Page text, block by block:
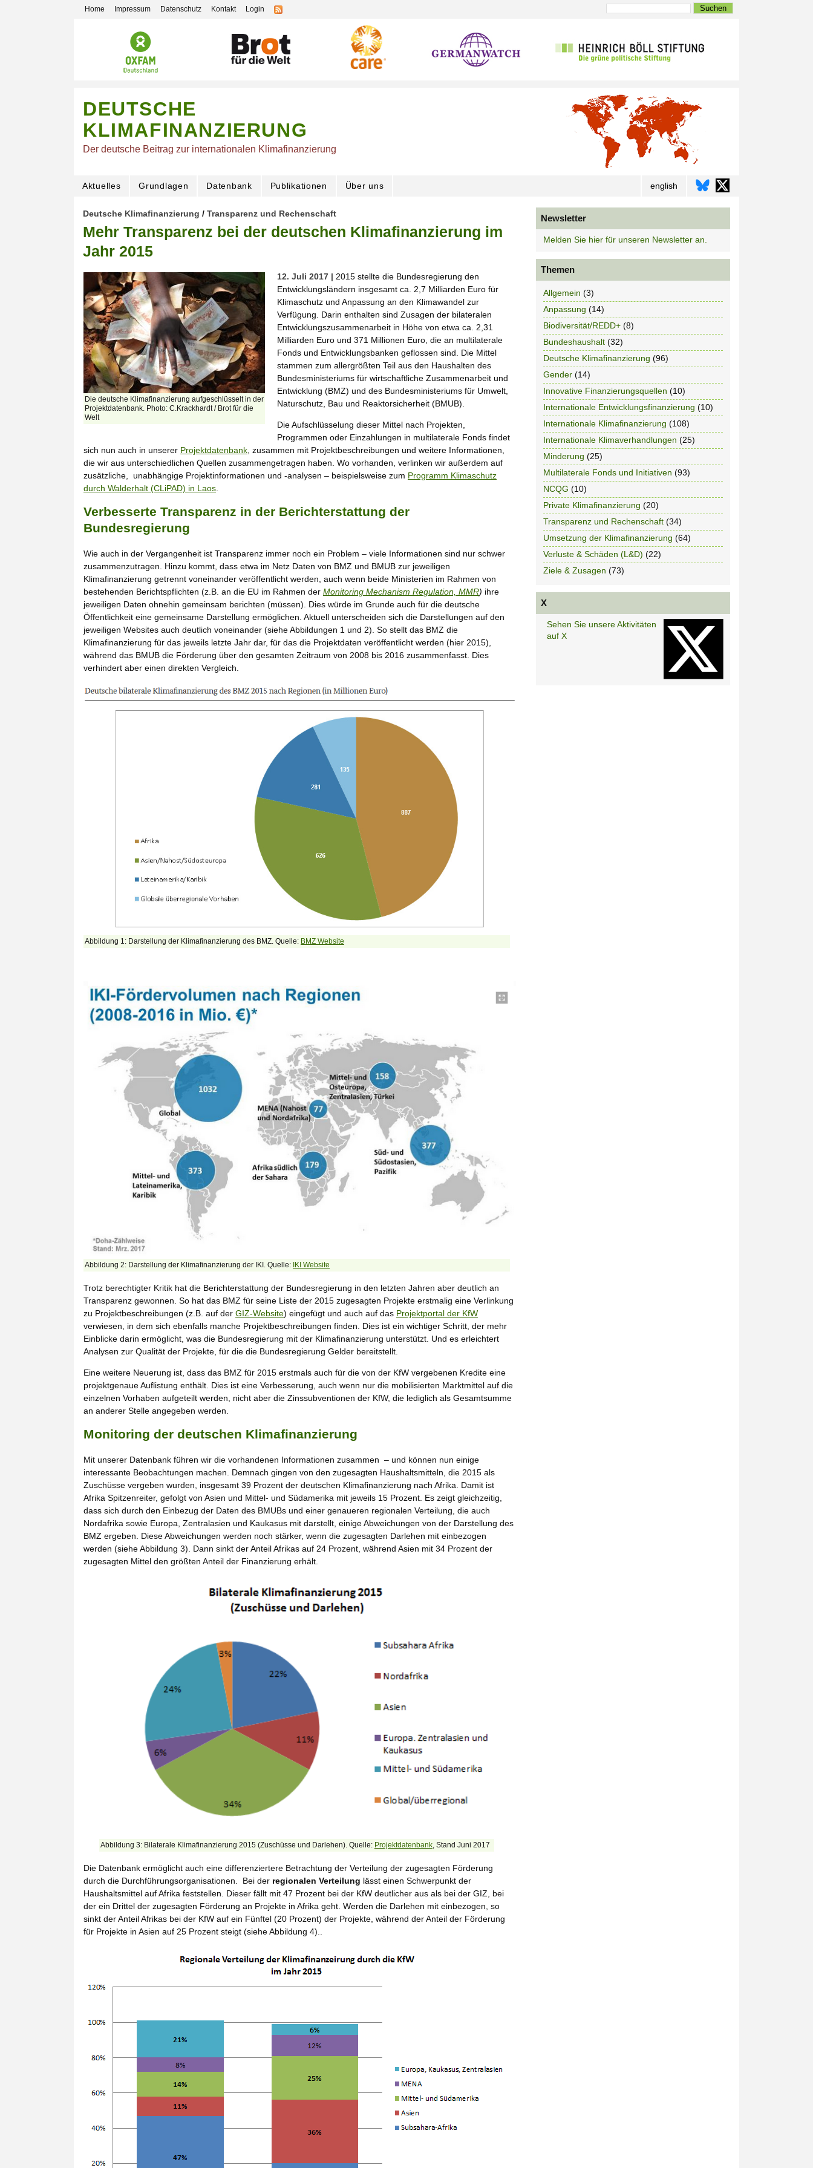
DEUTSCHE
KLIMAFINANZIERUNG
Der deutsche Beitrag zur internationalen Klimafinanzierung
Aktuelles Grundlagen Datenbank Publikationen Über uns english
Deutsche Klimafinanzierung / Transparenz und Rechenschaft
Mehr Transparenz bei der deutschen Klimafinanzierung im
Jahr 2015
Die deutsche Klimafinanzierung aufgeschlüsselt in der
Projektdatenbank. Photo: C.Krackhardt / Brot für die
Welt
12. Juli 2017 | 2015 stellte die Bundesregierung den
Entwicklungsländern insgesamt ca. 2,7 Milliarden Euro für
Klimaschutz und Anpassung an den Klimawandel zur
Verfügung. Darin enthalten sind Zusagen der bilateralen
Entwicklungszusammenarbeit in Höhe von etwa ca. 2,31
Milliarden Euro und 371 Millionen Euro, die an multilaterale
Fonds und Entwicklungsbanken geflossen sind. Die Mittel
stammen zum allergrößten Teil aus den Haushalten des
Bundesministeriums für wirtschaftliche Zusammenarbeit und
Entwicklung (BMZ) und des Bundesministeriums für Umwelt,
Naturschutz, Bau und Reaktorsicherheit (BMUB).
Die Aufschlüsselung dieser Mittel nach Projekten,
Programmen oder Einzahlungen in multilaterale Fonds findet
sich nun auch in unserer Projektdatenbank , zusammen mit Projektbeschreibungen und weitere Informationen,
die wir aus unterschiedlichen Quellen zusammengetragen haben. Wo vorhanden, verlinken wir außerdem auf
zusätzliche, unabhängige Projektinformationen und -analysen – beispielsweise zum Programm Klimaschutz
durch Walderhalt (CLiPAD) in Laos
Verbesserte Transparenz in der Berichterstattung der
Bundesregierung
Wie auch in der Vergangenheit ist Transparenz immer noch ein Problem – viele Informationen sind nur schwer
zusammenzutragen. Hinzu kommt, dass etwa im Netz Daten von BMZ und BMUB zur jeweiligen
Klimafinanzierung getrennt voneinander veröffentlicht werden, auch wenn beide Ministerien im Rahmen von
bestehenden Berichtspflichten (z.B. an die EU im Rahmen der Monitoring Mechanism Regulation, MMR) ihre
jeweiligen Daten ohnehin gemeinsam berichten (müssen). Dies würde im Grunde auch für die deutsche
Öffentlichkeit eine gemeinsame Darstellung ermöglichen. Aktuell unterscheiden sich die Darstellungen auf den
jeweiligen Websites auch deutlich voneinander (siehe Abbildungen 1 und 2). So stellt das BMZ die
Klimafinanzierung für das jeweils letzte Jahr dar, für das die Projektdaten veröffentlicht werden (hier 2015),
während das BMUB die Förderung über den gesamten Zeitraum von 2008 bis 2016 zusammenfasst. Dies
verhindert aber einen direkten Vergleich.
Abbildung 1: Darstellung der Klimafinanzierung des BMZ. Quelle: BMZ Website
Abbildung 2: Darstellung der Klimafinanzierung der IKI. Quelle: IKI Website
Trotz berechtigter Kritik hat die Berichterstattung der Bundesregierung in den letzten Jahren aber deutlich an
Transparenz gewonnen. So hat das BMZ für seine Liste der 2015 zugesagten Projekte erstmalig eine Verlinkung
zu Projektbeschreibungen (z.B. auf der GIZ-Website) eingefügt und auch auf das Projektportal der KfW
verwiesen, in dem sich ebenfalls manche Projektbeschreibungen finden. Dies ist ein wichtiger Schritt, der mehr
Einblicke darin ermöglicht, was die Bundesregierung mit der Klimafinanzierung unterstützt. Und es erleichtert
Analysen zur Qualität der Projekte, für die die Bundesregierung Gelder bereitstellt.
Eine weitere Neuerung ist, dass das BMZ für 2015 erstmals auch für die von der KfW vergebenen Kredite eine
projektgenaue Auflistung enthält. Dies ist eine Verbesserung, auch wenn nur die mobilisierten Marktmittel auf die
einzelnen Vorhaben aufgeteilt werden, nicht aber die Zinssubventionen der KfW, die lediglich als Gesamtsumme
an anderer Stelle angegeben werden.
Monitoring der deutschen Klimafinanzierung
Mit unserer Datenbank führen wir die vorhandenen Informationen zusammen – und können nun einige
interessante Beobachtungen machen. Demnach gingen von den zugesagten Haushaltsmitteln, die 2015 als
Zuschüsse vergeben wurden, insgesamt 39 Prozent der deutschen Klimafinanzierung nach Afrika. Damit ist
Afrika Spitzenreiter, gefolgt von Asien und Mittel- und Südamerika mit jeweils 15 Prozent. Es zeigt gleichzeitig,
dass sich durch den Einbezug der Daten des BMUBs und einer genaueren regionalen Verteilung, die auch
Nordafrika sowie Europa, Zentralasien und Kaukasus mit darstellt, einige Abweichungen von der Darstellung des
BMZ ergeben. Diese Abweichungen werden noch stärker, wenn die zugesagten Darlehen mit einbezogen
werden (siehe Abbildung 3). Dann sinkt der Anteil Afrikas auf 24 Prozent, während Asien mit 34 Prozent der
zugesagten Mittel den größten Anteil der Finanzierung erhält.
Abbildung 3: Bilaterale Klimafinanzierung 2015 (Zuschüsse und Darlehen). Quelle: Projektdatenbank, Stand Juni 2017
Die Datenbank ermöglicht auch eine differenziertere Betrachtung der Verteilung der zugesagten Förderung
durch die Durchführungsorganisationen. Bei der regionalen Verteilung lässt einen Schwerpunkt der
Haushaltsmittel auf Afrika feststellen. Dieser fällt mit 47 Prozent bei der KfW deutlicher aus als bei der GIZ, bei
der ein Drittel der zugesagten Förderung an Projekte in Afrika geht. Werden die Darlehen mit einbezogen, so
sinkt der Anteil Afrikas bei der KfW auf ein Fünftel (20 Prozent) der Projekte, während der Anteil der Förderung
für Projekte in Asien auf 25 Prozent steigt (siehe Abbildung 4)..
Newsletter
Melden Sie hier für unseren Newsletter an.
Themen
Allgemein (3)
Anpassung (14)
Biodiversität/REDD+(8)
Bundeshaushalt(32)
Deutsche Klimafinanzierung (96)
Gender(14)
Innovative Finanzierungsquellen (10)
Internationale Entwicklungsfinanzierung (10)
Internationale Klimafinanzierung (108)
Internationale Klimaverhandlungen (25)
Minderung (25)
Multilaterale Fonds und Initiativen (93)
NCQG (10)
Private Klimafinanzierung (20)
Transparenz und Rechenschaft(34)
Umsetzung der Klimafinanzierung (64)
Verluste & Schäden (L&D) (22)
Ziele & Zusagen (73)
X
Sehen Sie unsere Aktivitäten
auf X
Home Impressum Datenschutz Kontakt Login Suchen